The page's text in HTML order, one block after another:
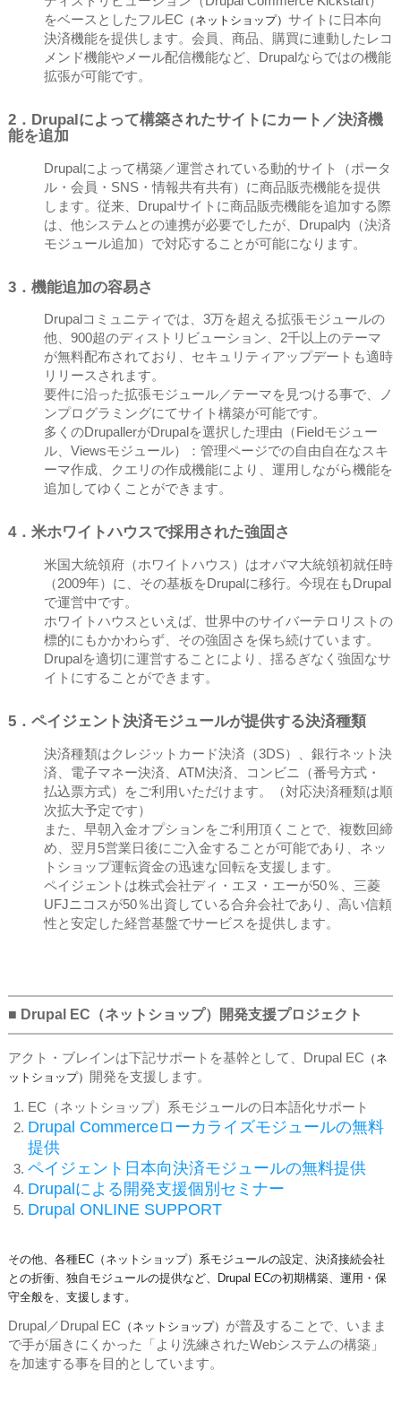
をベースとしたフルEC （ネットショップ） サイトに日本向
決済機能を提供します。会員、商品、購買に連動したレコ
メンド機能やメール配信機能など、Drupalならではの機能
拡張が可能です。
2．Drupalによって構築されたサイトにカート／決済機
能を追加
Drupalによって構築／運営されている動的サイト（ポータ
ル・会員・SNS・情報共有共有）に商品販売機能を提供
します。従来、Drupalサイトに商品販売機能を追加する際
は、他システムとの連携が必要でしたが、Drupal内（決済
モジュール追加）で対応することが可能になります。
3．機能追加の容易さ
Drupalコミュニティでは、3万を超える拡張モジュールの
他、900超のディストリビューション、2千以上のテーマ
が無料配布されており、セキュリティアップデートも適時
リリースされます。
要件に沿った拡張モジュール／テーマを見つける事で、ノ
ンプログラミングにてサイト構築が可能です。
多くのDrupallerがDrupalを選択した理由（Fieldモジュー
ル、Viewsモジュール）：管理ページでの自由自在なスキ
ーマ作成、クエリの作成機能により、運用しながら機能を
追加してゆくことができます。
4．米ホワイトハウスで採用された強固さ
米国大統領府（ホワイトハウス）はオバマ大統領初就任時
（2009年）に、その基板をDrupalに移行。今現在もDrupal
で運営中です。
ホワイトハウスといえば、世界中のサイバーテロリストの
標的にもかかわらず、その強固さを保ち続けています。
Drupalを適切に運営することにより、揺るぎなく強固なサ
イトにすることができます。
5．ペイジェント決済モジュールが提供する決済種類
決済種類はクレジットカード決済（3DS）、銀行ネット決
済、電子マネー決済、ATM決済、コンビニ（番号方式・
払込票方式）をご利用いただけます。（対応決済種類は順
次拡大予定です）
また、早朝入金オプションをご利用頂くことで、複数回締
め、翌月5営業日後にご入金することが可能であり、ネッ
トショップ運転資金の迅速な回転を支援します。
ペイジェントは株式会社ディ・エヌ・エーが50％、三菱
UFJニコスが50％出資している合弁会社であり、高い信頼
性と安定した経営基盤でサービスを提供します。
■ Drupal EC （ネットショップ） 開発支援プロジェクト
アクト・ブレインは下記サポートを基幹として、Drupal EC （ネ
ットショップ）
開発を支援します。
EC （ネットショップ） 系モジュールの日本語化サポート
Drupal Commerceローカライズモジュールの無料
提供
ペイジェント日本向決済モジュールの無料提供
Drupalによる開発支援個別セミナー
Drupal ONLINE SUPPORT
その他、各種EC （ネットショップ） 系モジュールの設定、決済接続会社
との折衝、独自モジュールの提供など、Drupal ECの初期構築、運用・保
守全般を、支援します。
Drupal／Drupal EC （ネットショップ） が普及することで、いまま
で手が届きにくかった「より洗練されたWebシステムの構築」
を加速する事を目的としています。